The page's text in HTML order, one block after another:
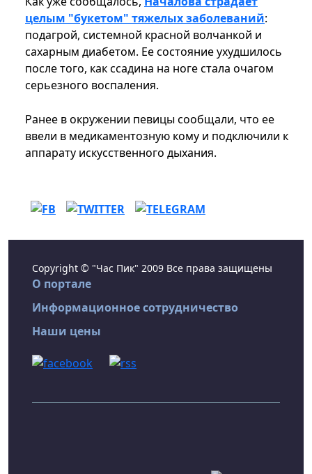
целым "букетом" тяжелых заболеваний:
подагрой, системной красной волчанкой и
сахарным диабетом. Ее состояние ухудшилось
после того, как ссадина на ноге стала очагом
серьезного воспаления.
Ранее в окружении певицы сообщали, что ее
ввели в медикаментозную кому и подключили к
аппарату искусственного дыхания.
Copyright © "Час Пик" 2009 Все права защищены
О портале
Информационное сотрудничество
Наши цены